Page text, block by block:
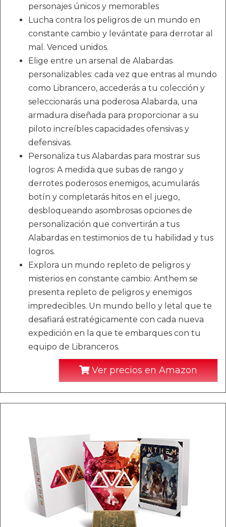
personajes únicos y memorables
Lucha contra los peligros de un mundo en
constante cambio y levántate para derrotar al
mal. Venced unidos.
Elige entre un arsenal de Alabardas
personalizables: cada vez que entras al mundo
como Librancero, accederás a tu colección y
seleccionarás una poderosa Alabarda, una
armadura diseñada para proporcionar a su
piloto increíbles capacidades ofensivas y
defensivas.
Personaliza tus Alabardas para mostrar sus
logros: A medida que subas de rango y
derrotes poderosos enemigos, acumularás
botín y completarás hitos en el juego,
desbloqueando asombrosas opciones de
personalización que convertirán a tus
Alabardas en testimonios de tu habilidad y tus
logros.
Explora un mundo repleto de peligros y
misterios en constante cambio: Anthem se
presenta repleto de peligros y enemigos
impredecibles. Un mundo bello y letal que te
desafiará estratégicamente con cada nueva
expedición en la que te embarques con tu
equipo de Libranceros.
Ver precios en Amazon